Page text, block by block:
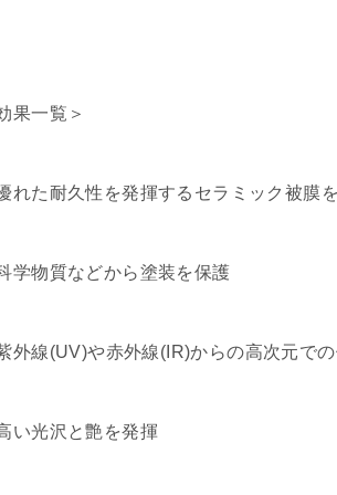
果一覧＞
れた耐久性を発揮するセラミック被膜
学物質などから塗装を保護
外線(UV)や赤外線(IR)からの高次元で
い光沢と艶を発揮